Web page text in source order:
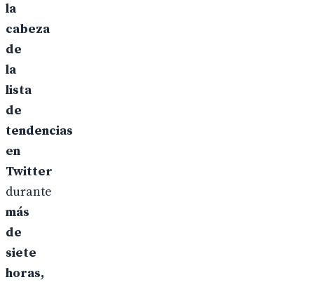
la
cabeza
de
la
lista
de
tendencias
en
Twitter
durante
más
de
siete
horas,